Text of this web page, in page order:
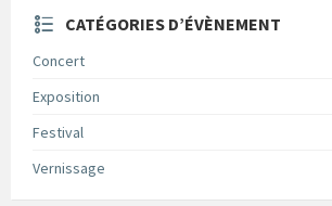
CATÉGORIES D’ÉVÈNEMENT
Concert
Exposition
Festival
Vernissage